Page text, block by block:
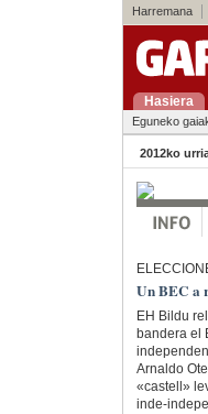
Harremana
Hasiera
Eguneko
2012ko
Un BEC a
EH Bildu
bandera el
Arnaldo
«castell»
inde-